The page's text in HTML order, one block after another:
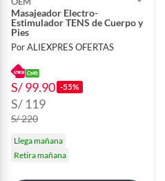
Masajeador Electro-
Estimulador TENS de Cuerpo y
Pies
Por ALIEXPRES OFERTAS
S/ 99.90 -55%
S/ 119
S/ 220
Llega mañana
Retira mañana